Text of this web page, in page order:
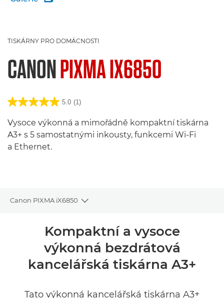
TISKÁRNY PRO DOMÁCNOSTI
CANONPIXMA IX6850
5.0 (1)
Vysoce výkonná a mimořádně kompaktní tiskárna
A3+ s 5 samostatnými inkousty, funkcemi Wi-Fi
a Ethernet.
Canon PIXMA iX6850
Toggle breadcrumbs
Specifikace
Kompaktní a vysoce
výkonná bezdrátová
kancelářská tiskárna A3+
Tato výkonná kancelářská tiskárna A3+